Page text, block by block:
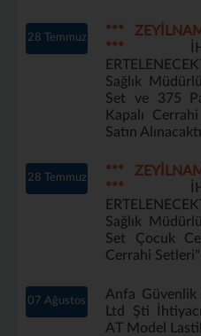
28 Temmuz
***
***
Sağlık
Set ve 375
Kapalı
Satın
28 Temmuz
***
***
Sağlık
Set Çocuk
Cerrahi Setleri"
07 Ağustos
Anfa Güvenlik
Ltd Şti
AT Model